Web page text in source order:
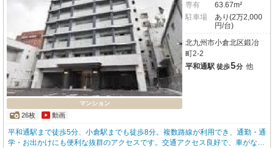
マンション
26枚 動画
専有
63.67m²
駐車場
あり(2万2,000
円/台)
北九州市小倉北区鍛冶
町2-2
平和通駅 徒歩5分 他
平和通駅まで徒歩5分、小倉駅までも徒歩8分。複数路線が利用でき、通勤・通
学・お出かけにも便利な抜群のアクセスです。交通アクセス良好で、車がなく